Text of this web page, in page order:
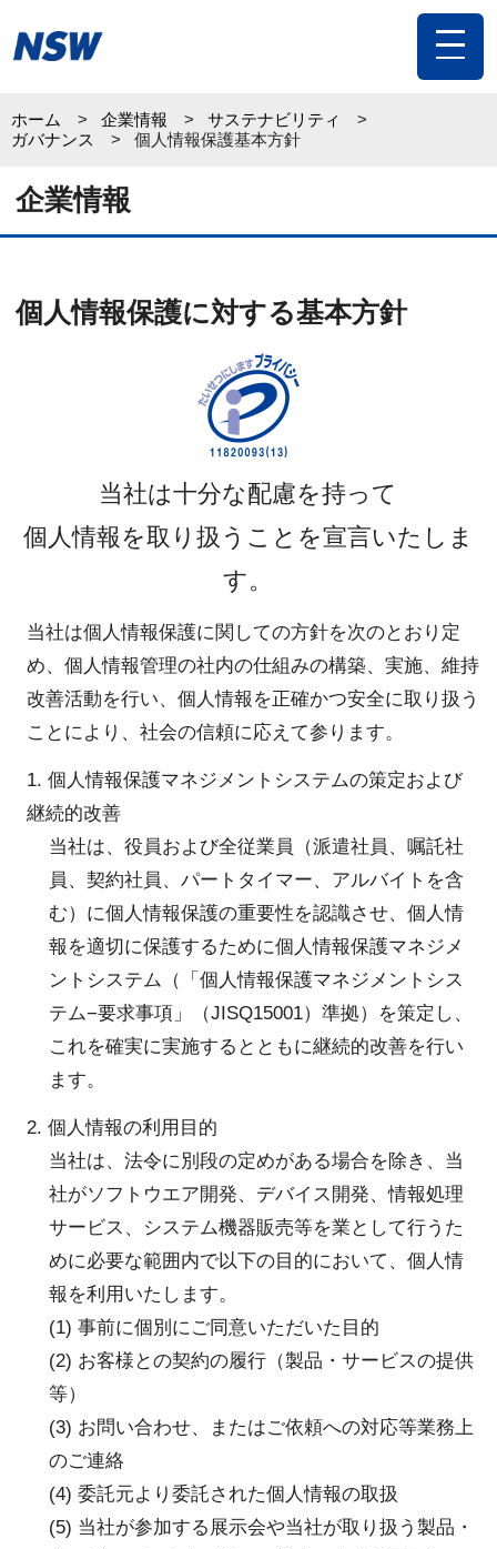
toggle
ホーム 企業情報
サステナビリティ
ガバナンス
個人情報保護基本方針
企業情報
個人情報保護に対する基本方針
当社は十分な配慮を持って
個人情報を取り扱うことを宣言いたしま
す。
当社は個人情報保護に関しての方針を次のとおり定
め、個人情報管理の社内の仕組みの構築、実施、維持
改善活動を行い、個人情報を正確かつ安全に取り扱う
ことにより、社会の信頼に応えて参ります。
1. 個人情報保護マネジメントシステムの策定および
継続的改善
当社は、役員および全従業員（派遣社員、嘱託社
員、契約社員、パートタイマー、アルバイトを含
む）に個人情報保護の重要性を認識させ、個人情
報を適切に保護するために個人情報保護マネジメ
ントシステム（「個人情報保護マネジメントシス
テム−要求事項」（JISQ15001）準拠）を策定し、
これを確実に実施するとともに継続的改善を行い
ます。
2. 個人情報の利用目的
当社は、法令に別段の定めがある場合を除き、当
社がソフトウエア開発、デバイス開発、情報処理
サービス、システム機器販売等を業として行うた
めに必要な範囲内で以下の目的において、個人情
報を利用いたします。
(1) 事前に個別にご同意いただいた目的
(2) お客様との契約の履行（製品・サービスの提供
等）
(3) お問い合わせ、またはご依頼への対応等業務上
のご連絡
(4) 委託元より委託された個人情報の取扱
(5) 当社が参加する展示会や当社が取り扱う製品・